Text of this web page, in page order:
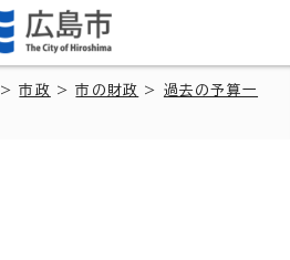
>市政 >市の財政 > 過去の予算一